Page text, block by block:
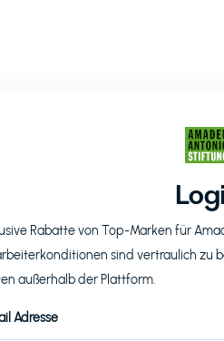
Rabatte von Top-Marken für
sind vertraulich zu
außerhalb der Plattform.
Adresse